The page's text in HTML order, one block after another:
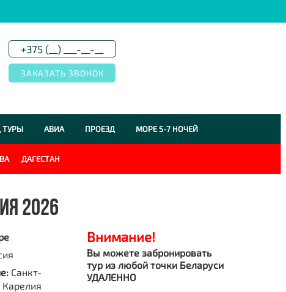
АВИА ПРОЕЗД МОРЕ 5-7 НОЧЕЙ
ДАГЕСТАН
2026
Санкт-
Карелия
Внимание!
Вы можете забронировать
тур из любой точки Беларуси
УДАЛЕННО